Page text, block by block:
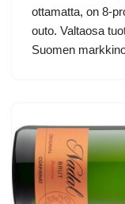
ottamatta, on 8-
outo. Valtaosa
Suomen